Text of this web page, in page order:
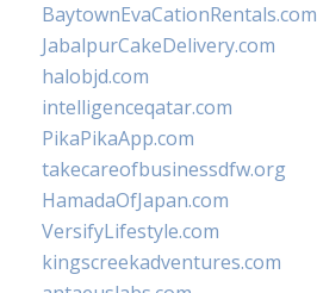
BaytownEvaCationRentals.com
JabalpurCakeDelivery.com
halobjd.com
intelligenceqatar.com
PikaPikaApp.com
takecareofbusinessdfw.org
HamadaOfJapan.com
VersifyLifestyle.com
kingscreekadventures.com